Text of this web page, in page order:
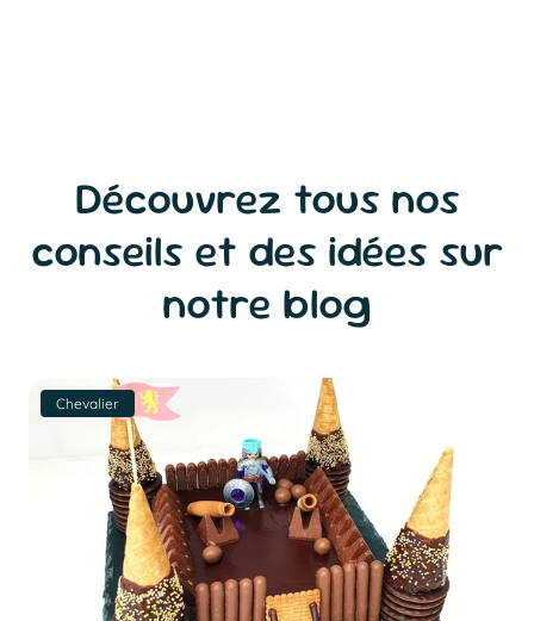
Découvrez tous nos
conseils et des idées sur
notre blog
Chevalier